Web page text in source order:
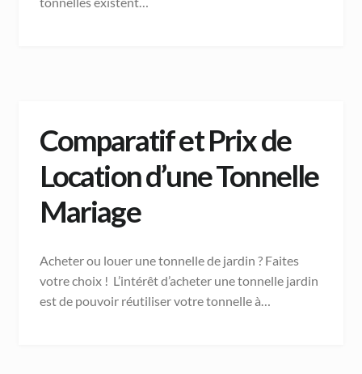
Comparatif et Prix de
Location d’une Tonnelle
Mariage
Acheter ou louer une tonnelle de jardin ? Faites
votre choix ! L’intérêt d’acheter une tonnelle jardin
est de pouvoir réutiliser votre tonnelle à…